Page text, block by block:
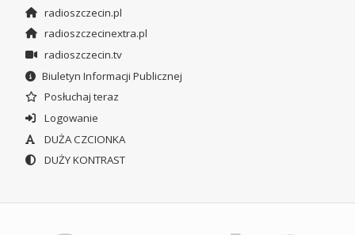
radioszczecin.pl
radioszczecinextra.pl
radioszczecin.tv
Biuletyn Informacji Publicznej
Posłuchaj teraz
Logowanie
DUŻA CZCIONKA
DUŻY KONTRAST